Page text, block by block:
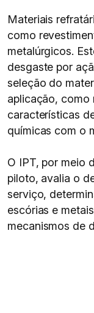
Materiais
como
metalúrgicos.
desgaste por
seleção do
aplicação, como
características
químicas com o
O IPT, por meio
piloto, avalia o
serviço,
escórias e
mecanismos de